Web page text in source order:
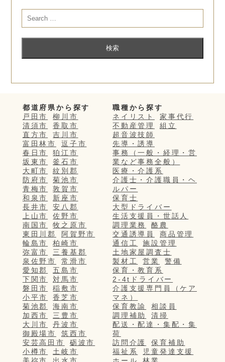
都道府県から探す
戸田市
柳川市
清須市
香取市
直方市
吉川市
富田林市
逗子市
春日市
狛江市
坂東市
釜石市
大町市
紋別郡
防府市
菊池市
青梅市
敦賀市
和泉市
新座市
長井市
安八郡
上山市
佐野市
南国市
牧之原市
東田川郡
阿賀野市
輪島市
柏崎市
弥富市
三養基郡
泉佐野市
常滑市
愛知郡
五島市
下関市
対馬市
磐田市
稲敷市
小平市
香芝市
菊池郡
海南市
加西市
三豊市
大川市
丹波市
御殿場市
筑西市
安芸高田市
砺波市
小樽市
土岐市
職種から探す
ネイリスト
家事代行
不動産管理
組立
超音波技師
先導・誘導
事務（一般・経理・営
業など事務全般）
医療・介護系
介護士・介護職員・ヘ
ルパー
保育士
大型ドライバー
生活支援員・世話人
調理業務
酪農
交通誘導員
商品管理
通信工
施設管理
土地家屋調査士
製材工
営業
警備
保育・教育系
2-4tドライバー
介護支援専門員（ケア
マネ）
保育教諭
相談員
調理補助
清掃
配送・配達・集配・集
荷
訪問介護
保育補助
福祉系
児童発達支援